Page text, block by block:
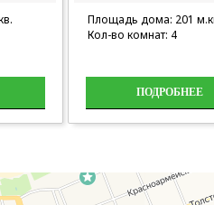
Площадь дома: 201
Кол-во комнат: 4
ПОДРОБНЕЕ